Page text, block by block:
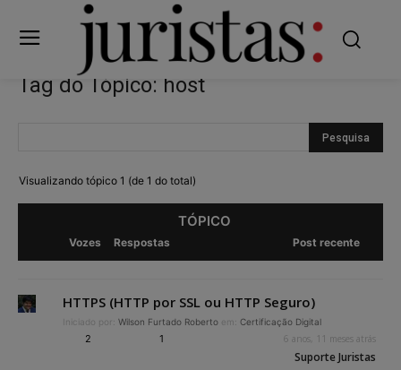
Tag do Tópico: host
Visualizando tópico 1 (de 1 do total)
TÓPICO
Vozes Respostas Post recente
HTTPS (HTTP por SSL ou HTTP Seguro)
Iniciado por: Wilson Furtado Roberto em: Certificação Digital
2 1 6 anos, 11 meses atrás
Suporte Juristas